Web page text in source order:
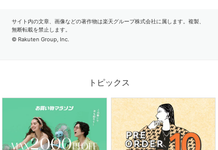
2026.07.17
サイト内の文章、画像などの著作物は楽天グループ株式会社に属します。複製、
無断転載を禁止します。
© Rakuten Group, Inc.
トピックス